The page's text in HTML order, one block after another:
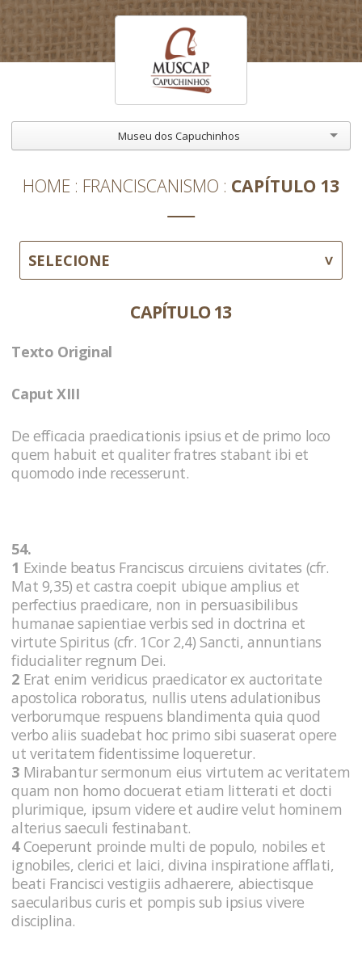
Museu dos Capuchinhos
HOME FRANCISCANISMO CAPÍTULO 13
SELECIONE
CAPÍTULO 13
Texto Original
Caput XIII
De efficacia praedicationis ipsius et de primo loco
quem habuit et qualiter fratres stabant ibi et
quomodo inde recesserunt.
54.
1 Exinde beatus Franciscus circuiens civitates (cfr.
Mat 9,35) et castra coepit ubique amplius et
perfectius praedicare, non in persuasibilibus
humanae sapientiae verbis sed in doctrina et
virtute Spiritus (cfr. 1Cor 2,4) Sancti, annuntians
fiducialiter regnum Dei.
2 Erat enim veridicus praedicator ex auctoritate
apostolica roboratus, nullis utens adulationibus
verborumque respuens blandimenta quia quod
verbo aliis suadebat hoc primo sibi suaserat opere
ut veritatem fidentissime loqueretur.
3 Mirabantur sermonum eius virtutem ac veritatem
quam non homo docuerat etiam litterati et docti
plurimique, ipsum videre et audire velut hominem
alterius saeculi festinabant.
4Coeperunt proinde multi de populo, nobiles et
ignobiles, clerici et laici, divina inspiratione afflati,
beati Francisci vestigiis adhaerere, abiectisque
saecularibus curis et pompis sub ipsius vivere
disciplina.